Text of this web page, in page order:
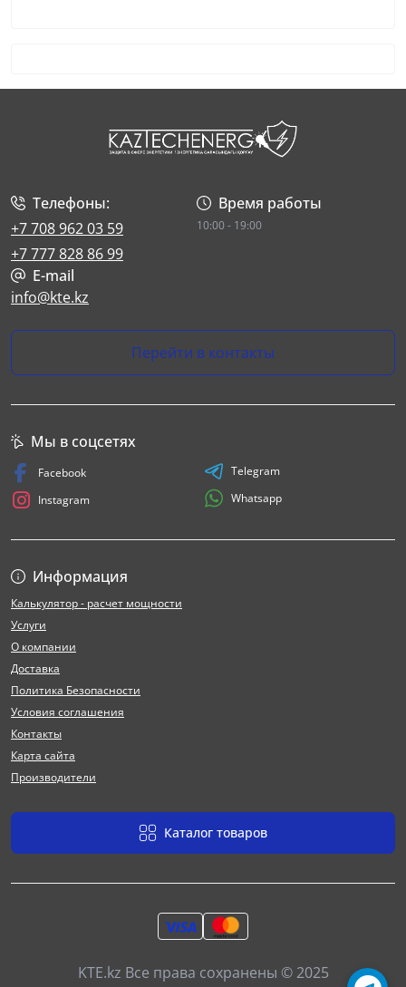
Телефоны:
+7 708 962 03 59
+7 777 828 86 99
Время работы
10:00 - 19:00
E-mail
info@kte.kz
Перейти в контакты
Информация
Калькулятор - расчет мощности
Услуги
О компании
Доставка
Политика Безопасности
Условия соглашения
Контакты
Карта сайта
Производители
Каталог товаров
Мы в соцсетях
Facebook
Instagram
Telegram
Whatsapp
KTE.kz Все права сохранены © 2025